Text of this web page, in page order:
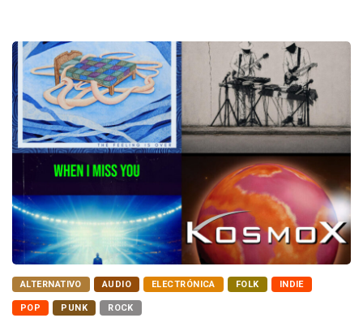
ALTERNATIVO AUDIO ELECTRÓNICA FOLK INDIE
POP PUNK ROCK